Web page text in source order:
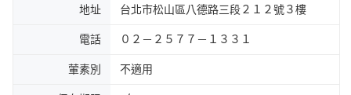
地址 台北市松山區八德路三段２１２號３樓
電話 ０２－２５７７－１３３１
葷素別 不適用